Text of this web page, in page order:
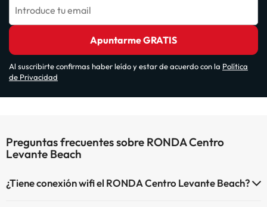
Introduce tu email
Apuntarme GRATIS
Al suscribirte confirmas haber leído y estar de acuerdo con la Política
de Privacidad
Preguntas frecuentes sobre RONDA Centro
Levante Beach
¿Tiene conexión wifi el RONDA Centro Levante Beach?